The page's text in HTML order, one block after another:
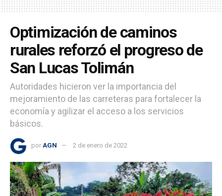
Optimización de caminos
rurales reforzó el progreso de
San Lucas Tolimán
Autoridades hicieron ver la importancia del
mejoramiento de las carreteras para fortalecer la
economía y agilizar el acceso a los servicios
básicos.
por AGN 2 de enero de 2022